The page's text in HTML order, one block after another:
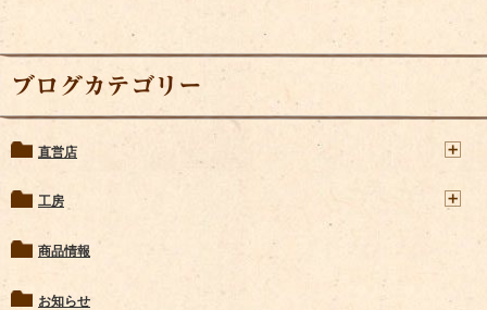
ブログカテゴリー
直営店
工房
商品情報
お知らせ